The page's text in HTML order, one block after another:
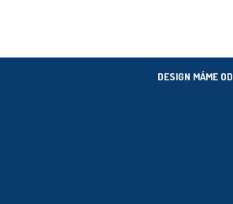
DESIGN MÁME OD